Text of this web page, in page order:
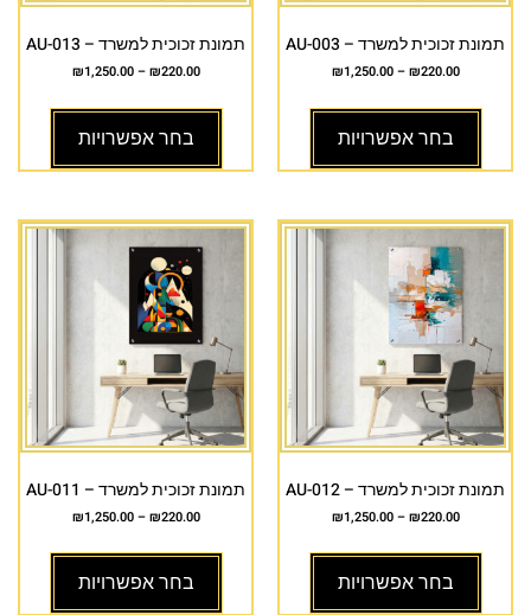
תמונת זכוכית למשרד – AU-003
₪220.00
–
₪1,250.00
בחר אפשרויות
תמונת זכוכית למשרד – AU-013
₪220.00
–
₪1,250.00
בחר אפשרויות
תמונת זכוכית למשרד – AU-012
₪220.00
–
₪1,250.00
בחר אפשרויות
תמונת זכוכית למשרד – AU-011
₪220.00
–
₪1,250.00
בחר אפשרויות